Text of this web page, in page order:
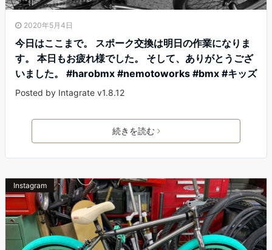
2020年5月4日
今日はここまで。 スポーク交換は明日の作業になりま
す。 本日もお疲れ様でした。 そして、ありがとうござ
いました。 #harobmx #nemotoworks #bmx #キッズ
Posted by Intagrate v1.8.12
続きを読む
Instagram